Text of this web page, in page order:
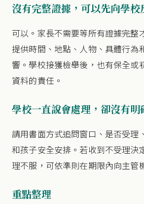
沒有完整證據，可以先向學校
可以。家長不需要等所有證據完整
提供時間、地點、人物、具體行為
響。學校接獲檢舉後，也有保全或
資料的責任。
學校一直說會處理，卻沒有明
請用書面方式追問窗口、是否受理
和孩子安全安排。若收到不受理決
理不服，可依準則在期限內向主管
重點整理